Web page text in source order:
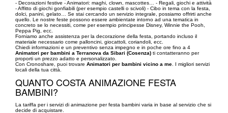
- Decorazioni festive - Animatori: maghi, clown, mascottes… - Regali, giochi e attività
- Affitto di giochi gonfiabili (per esempio castelli o scivoli) - Cibo in tema con la festa,
dolci, panini, gelato… Se stai cercando un servizio integrale, possiamo offrirti anche
quello. Le nostre feste possono essere ambientate intorno ad una tematica in
concreto se lo necessiti, come per esempio principesse Disney, Winnie the Pooh,
Peppa Pig, ecc.
Forniamo anche assistenza per la decorazione della festa, portando incluso il
materiale necessario come palloncini, giocattoli, coriandoli, ecc.
Chiedi informazioni e un preventivo senza impegno e in poche ore fino a 4
Animatori per bambini a Terranova da Sibari (Cosenza) ti contatteranno per
proporti un prezzo adatto e personalizzato.
Con Cronoshare, puoi trovare Animatori per bambini vicino a me . I migliori servizi
locali della tua città.
QUANTO COSTA ANIMAZIONE FESTA
BAMBINI?
La tariffa per i servizi di animazione per festa bambini varia in base al servizio che si
decide di acquistare.